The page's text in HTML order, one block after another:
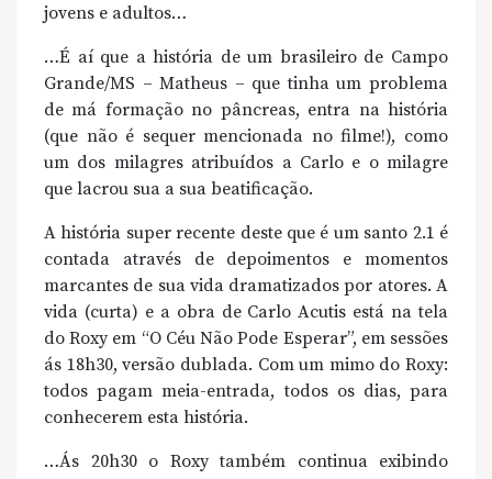
jovens e adultos…
…É aí que a história de um brasileiro de Campo
Grande/MS – Matheus – que tinha um problema
de má formação no pâncreas, entra na história
(que não é sequer mencionada no filme!), como
um dos milagres atribuídos a Carlo e o milagre
que lacrou sua a sua beatificação.
A história super recente deste que é um santo 2.1 é
contada através de depoimentos e momentos
marcantes de sua vida dramatizados por atores. A
vida (curta) e a obra de Carlo Acutis está na tela
do Roxy em “O Céu Não Pode Esperar”, em sessões
ás 18h30, versão dublada. Com um mimo do Roxy:
todos pagam meia-entrada, todos os dias, para
conhecerem esta história.
…Ás 20h30 o Roxy também continua exibindo